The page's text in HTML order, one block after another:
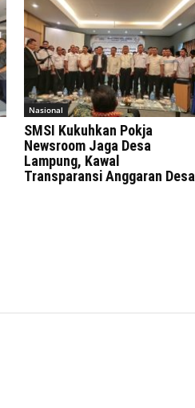
Nasional
SMSI Kukuhkan Pokja
Newsroom Jaga Desa
Lampung, Kawal
Transparansi Anggaran Desa